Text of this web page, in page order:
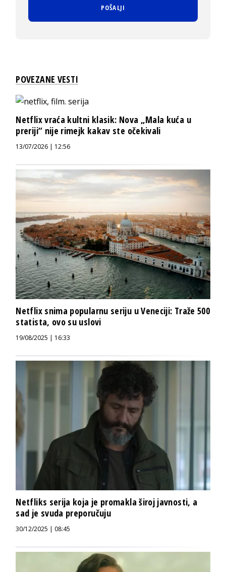
POVEZANE VESTI
Netflix vraća kultni klasik: Nova „Mala kuća u
preriji“ nije rimejk kakav ste očekivali
13/07/2026 | 12:56
Netflix snima popularnu seriju u Veneciji: Traže 500
statista, ovo su uslovi
19/08/2025 | 16:33
Netfliks serija koja je promakla široj javnosti, a
sad je svuda preporučuju
30/12/2025 | 08:45